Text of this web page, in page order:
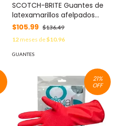
SCOTCH-BRITE Guantes de
latexamarillos afelpados
scotch-brit 3M tamaño
grande MOD: MN300112732
$105.99 $136.49
12meses de$10.96
GUANTES
21%
OFF